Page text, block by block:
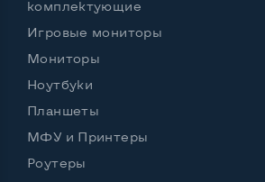
Регулировка положения дисплея
Наклон, вперед назад
Особенности (изогнутый экран,
ЦветЧерный
комплектующие
Игровые мониторы
Мониторы
Ноутбуки
Планшеты
МФУ и Принтеры
Роутеры